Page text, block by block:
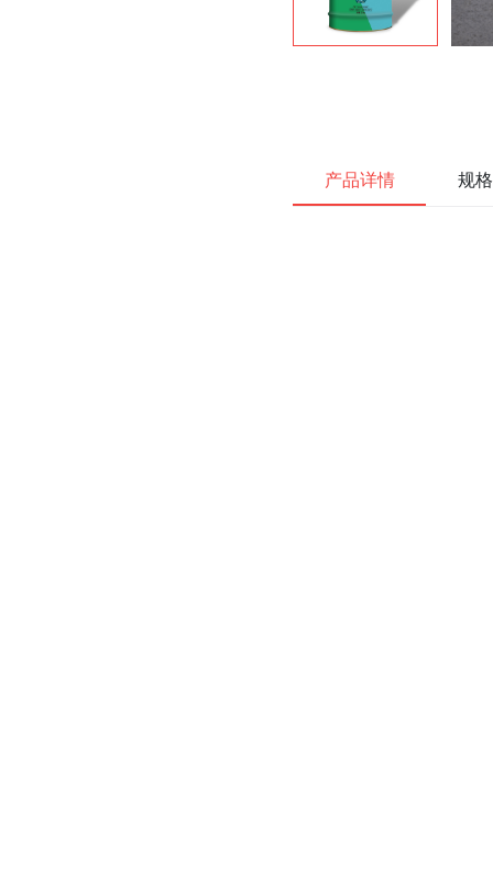
产品详情 规